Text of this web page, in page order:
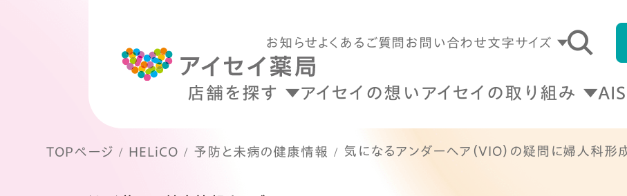
お知らせよくあるご質問 お問い合わせ文字サイズ
店舗を探す アイセイの想い アイセイの取り組み
TOPページ HELiCO 予防と未病の健康情報 気になるアンダーヘア（VIO）の疑問に婦人科形